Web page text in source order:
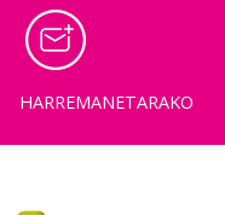
HARREMANETARAKO